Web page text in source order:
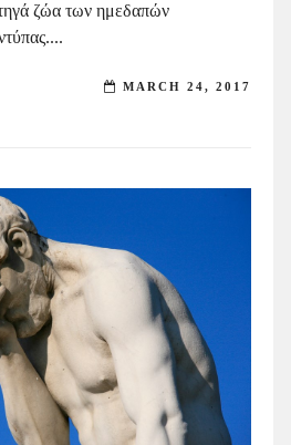
ζώα των ημεδαπών
MARCH 24, 2017